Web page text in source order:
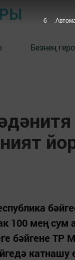
Безнең
100 мең сум
бәйгене
катнашу
5